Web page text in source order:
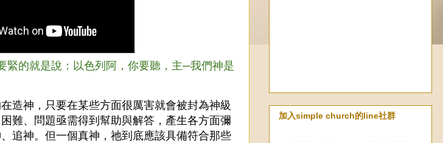
緊的就是說：以色列阿，你要聽，主─我們神是
造神，只要在某些方面很厲害就會被封為神級
難、問題亟需得到幫助與解答，產生各方面彌
追神。但一個真神，祂到底應該具備符合那些
加入simple church的line社群